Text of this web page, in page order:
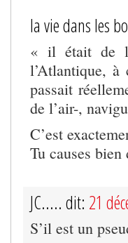
la vie dans les
« il était de
l’Atlantique, à
passait
de l’air-,
C’est
Tu causes
JC..... dit: 21
S’il est un